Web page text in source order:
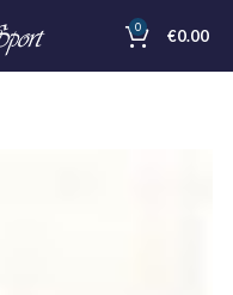
0 €0.00